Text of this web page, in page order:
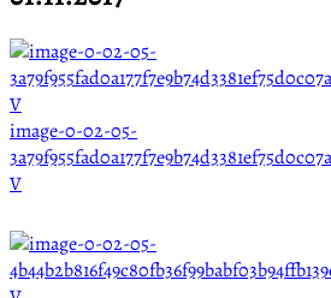
image-0-02-05-
V